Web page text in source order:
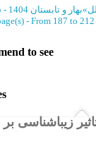
»بهار و تابستان 1404 - شماره 15
- From 187 to 212
to see
زیبا‌شناسی